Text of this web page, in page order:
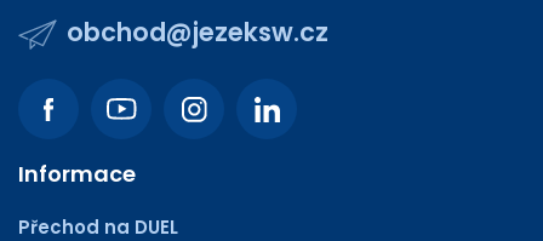
obchod@jezeksw.cz
Informace
Přechod na DUEL